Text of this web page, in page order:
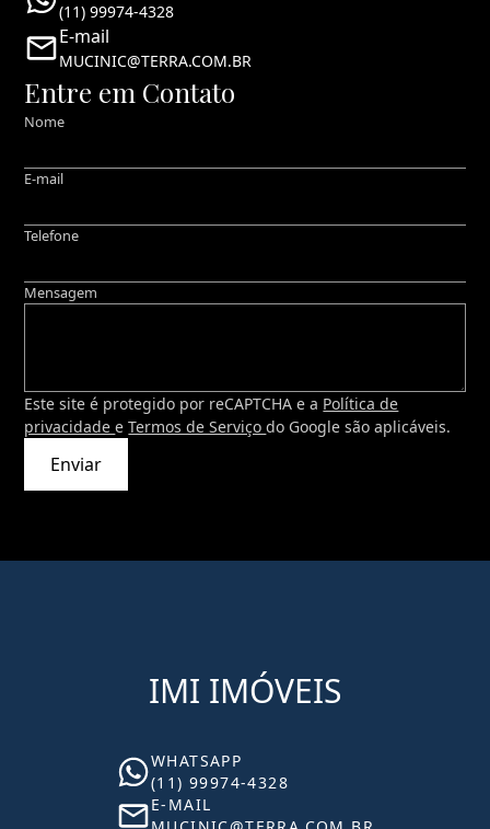
(11) 99974-4328
E-mail
MUCINIC@TERRA.COM.BR
Entre em Contato
Nome
E-mail
Telefone
Mensagem
Este site é protegido por reCAPTCHA e a Política de
privacidadeeTermos de Serviçodo Google são aplicáveis.
Enviar
IMI IMÓVEIS
WHATSAPP
(11) 99974-4328
E-MAIL